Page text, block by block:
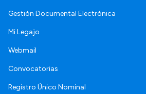
Gestión Documental Electrónica
Mi Legajo
Webmail
Convocatorias
Registro Único Nominal